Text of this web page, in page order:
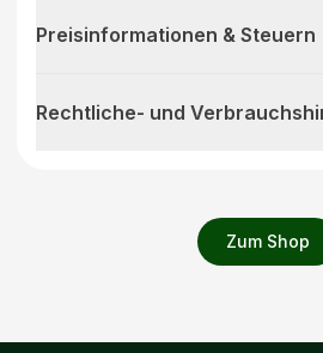
Zum Shop
Preisinformationen & Steuern
Rechtliche- und